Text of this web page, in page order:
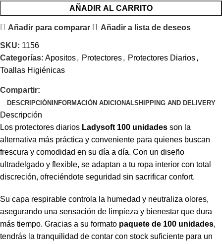
AÑADIR AL CARRITO
Añadir para comparar Añadir a lista de deseos
SKU: 1156
Categorías: Apositos, Protectores, Protectores Diarios,
Toallas Higiénicas
Compartir:
DESCRIPCIÓN INFORMACIÓN ADICIONALSHIPPING AND DELIVERY
Descripción
Los protectores diarios Ladysoft 100 unidades son la
alternativa más práctica y conveniente para quienes buscan
frescura y comodidad en su día a día. Con un diseño
ultradelgado y flexible, se adaptan a tu ropa interior con total
discreción, ofreciéndote seguridad sin sacrificar confort.
Su capa respirable controla la humedad y neutraliza olores,
asegurando una sensación de limpieza y bienestar que dura
más tiempo. Gracias a su formato paquete de 100 unidades,
tendrás la tranquilidad de contar con stock suficiente para un